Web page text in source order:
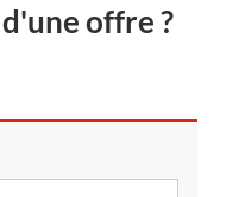
offre ?